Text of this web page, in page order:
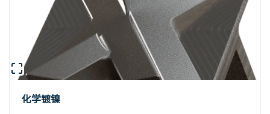
化学镀镍